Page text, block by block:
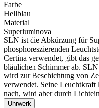
Farbe
Hellblau
Material
Superluminova
SLN ist die Abkürzung für
phosphoreszierenden
Certina verwendet, gibt das
bläulichen Schimmer ab.
wird zur Beschichtung von
verwendet. Seine
nach, wird aber durch
Uhrwerk